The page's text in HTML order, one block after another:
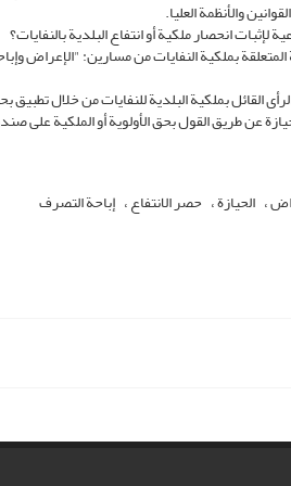
والأنظمة العلیا.
انحصار ملکیة أو انتفاع البلدیة بالنفایات؟
بملکیة النفایات من مسارین: "الإعراض
القائل بملکیة البلدیة للنفایات من خلال
عن طریق القول بحق الأولویة أو الملکیة على
الحیازة حصر الانتفاع إباحة التصرف